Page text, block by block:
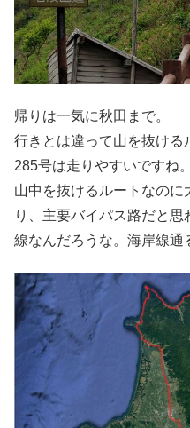
帰りは一気に秋田まで。
行きとは違って山を抜ける
285号は走りやすいですね。
山中を抜けるルートなの
り、主要バイパス路だと
線なんだろうな。海岸線通